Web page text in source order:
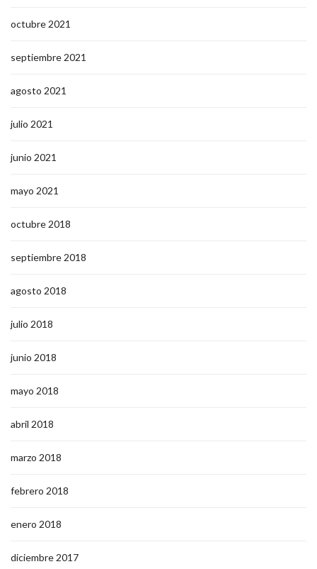
octubre 2021
septiembre 2021
agosto 2021
julio 2021
junio 2021
mayo 2021
octubre 2018
septiembre 2018
agosto 2018
julio 2018
junio 2018
mayo 2018
abril 2018
marzo 2018
febrero 2018
enero 2018
diciembre 2017